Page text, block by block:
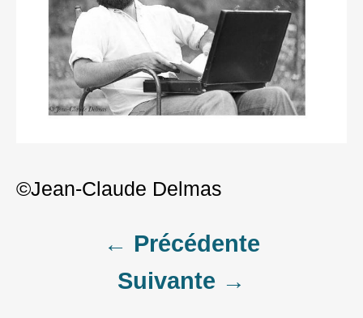
©Jean-Claude Delmas
navigation
← Précédente
Suivante →